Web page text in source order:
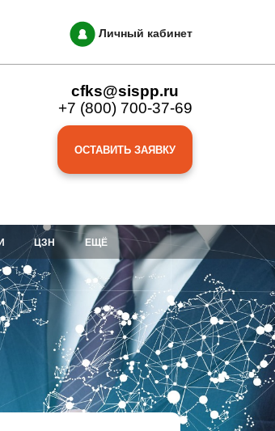
Личный кабинет
cfks@sispp.ru
+7 (800) 700-37-69
ОСТАВИТЬ ЗАЯВКУ
ЦЗН ЕЩЁ